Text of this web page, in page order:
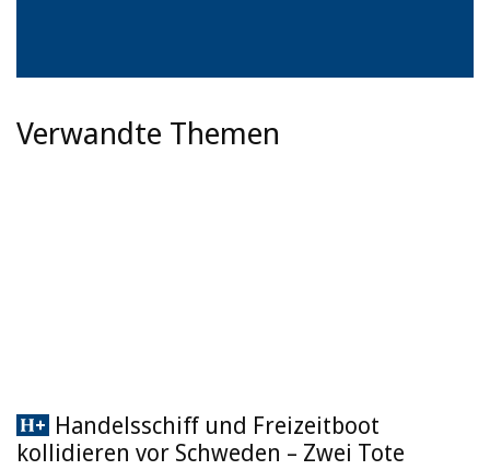
Verwandte Themen
Handelsschiff und Freizeitboot
kollidieren vor Schweden – Zwei Tote